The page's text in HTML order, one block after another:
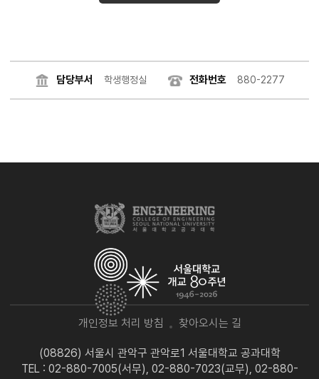
담당부서 학생행정실 전화번호 880-2277
개인정보 처리 방침 찾아오시는 길
(08826) 서울시 관악구 관악로1 서울대학교 공과대학
TEL : 02-880-7005(서무), 02-880-7023(교무), 02-880-